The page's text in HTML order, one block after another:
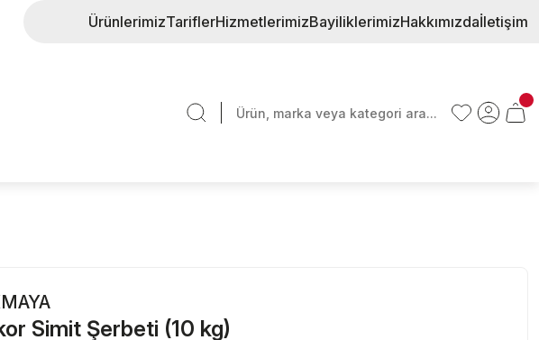
ÜrünlerimizTariflerHizmetlerimizBayiliklerimizHakkımızdaİletişim
Simit Şerbeti (10 kg)